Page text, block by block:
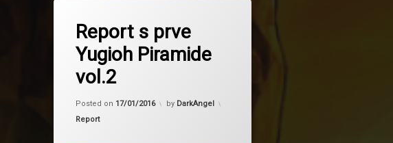
Report s prve
Yugioh Piramide
vol.2
Posted on 17/01/2016
Updated on 17/01/2016
by DarkAngel
Kategorije:
Report
ice hand
piramida
reborn tengu